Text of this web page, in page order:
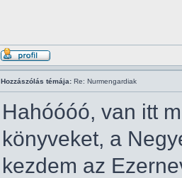
Hozzászólás témája: Re: Nurmengardiak
Hahóóóó, van itt
könyveket, a
kezdem az